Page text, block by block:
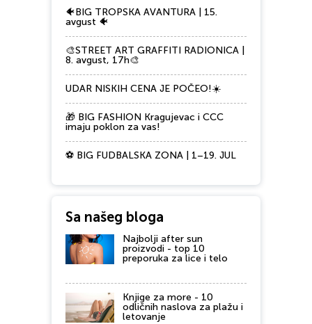
🐠BIG TROPSKA AVANTURA | 15.
avgust 🐠
🎨STREET ART GRAFFITI RADIONICA |
8. avgust, 17h🎨
UDAR NISKIH CENA JE POČEO!☀️
🎁 BIG FASHION Kragujevac i CCC
imaju poklon za vas!
⚽ BIG FUDBALSKA ZONA | 1–19. JUL
Sa našeg bloga
Najbolji after sun
proizvodi - top 10
preporuka za lice i telo
Knjige za more - 10
odličnih naslova za plažu i
letovanje